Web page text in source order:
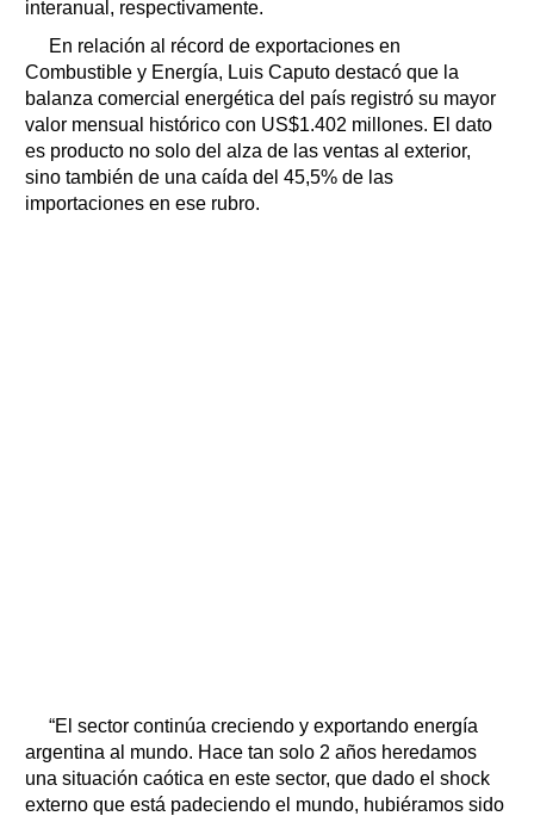
interanual, respectivamente.
En relación al récord de exportaciones en
Combustible y Energía, Luis Caputo destacó que la
balanza comercial energética del país registró su mayor
valor mensual histórico con US$1.402 millones. El dato
es producto no solo del alza de las ventas al exterior,
sino también de una caída del 45,5% de las
importaciones en ese rubro.
“El sector continúa creciendo y exportando energía
argentina al mundo. Hace tan solo 2 años heredamos
una situación caótica en este sector, que dado el shock
externo que está padeciendo el mundo, hubiéramos sido